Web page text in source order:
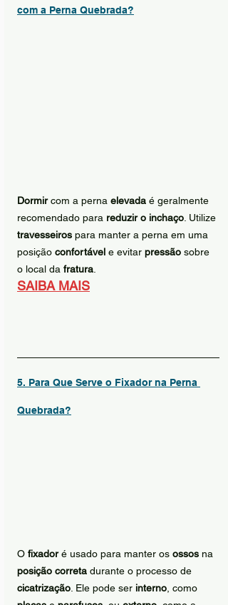
com a Perna Quebrada?
Dormir com a perna elevada é geralmente
recomendado para reduzir o inchaço . Utilize
travesseiros para manter a perna em uma
posição confortável e evitar pressão sobre
o local da fratura
SAIBA MAIS
5. Para Que Serve o Fixador na Perna
Quebrada?
O fixador é usado para manter os ossos na
posição correta durante o processo de
cicatrização. Ele pode ser interno, como